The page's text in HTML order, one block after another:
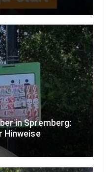
in Spremberg:
Hinweise